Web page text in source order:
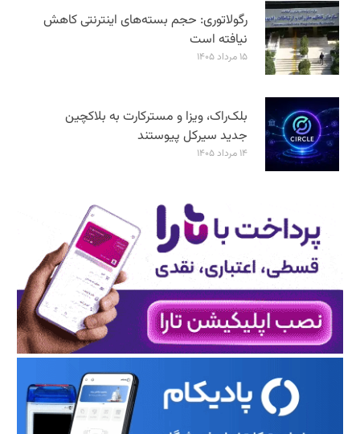
رگولاتوری: حجم بسته‌های اینترنتی کاهش
نیافته است
۱۵ مرداد ۱۴۰۵
بلک‌راک، ویزا و مسترکارت به بلاکچین
جدید سیرکل پیوستند
۱۴ مرداد ۱۴۰۵